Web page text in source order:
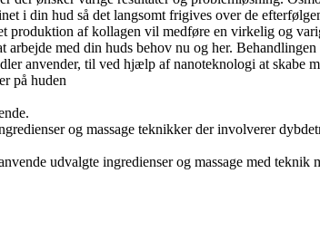
i din hud så det langsomt frigives over de
produktion af kollagen vil medføre en virkelig og
med din huds behov nu og her.
anvender, til ved hjælp af nanoteknologi at skabe
på huden
og massage teknikker der involverer
udvalgte ingredienser og massage med